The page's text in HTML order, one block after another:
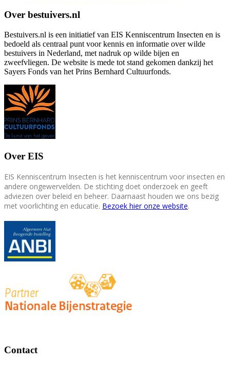
Over bestuivers.nl
Bestuivers.nl is een initiatief van EIS Kenniscentrum Insecten en is
bedoeld als centraal punt voor kennis en informatie over wilde
bestuivers in Nederland, met nadruk op wilde bijen en
zweefvliegen. De website is mede tot stand gekomen dankzij het
Sayers Fonds van het Prins Bernhard Cultuurfonds.
Over EIS
EIS Kenniscentrum Insecten is het kenniscentrum voor insecten en
andere ongewervelden. De stichting doet onderzoek en geeft
adviezen over beleid en beheer. Daarnaast houden we ons bezig
met voorlichting en educatie. Bezoek hier onze website.
Contact